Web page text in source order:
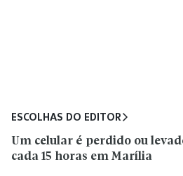
ESCOLHAS DO EDITOR
Um celular é perdido ou
cada 15 horas em Marília